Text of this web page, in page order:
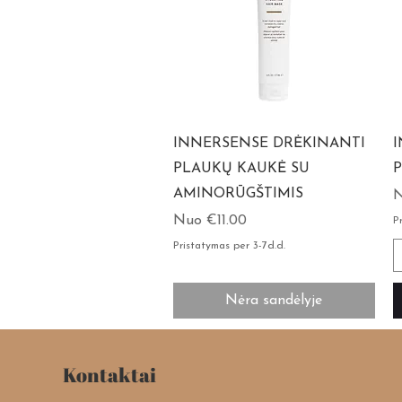
INNERSENSE DRĖKINANTI
PLAUKŲ KAUKĖ SU
AMINORŪGŠTIMIS
Nuo €11.00
Pardavimo kaina
Pristatymas per 3-7d.d.
Nėra sandėlyje
Kontaktai